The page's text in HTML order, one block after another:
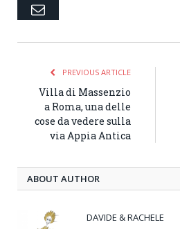
Email
PREVIOUS ARTICLE
Villa di Massenzio
a Roma, una delle
cose da vedere sulla
via Appia Antica
ABOUT AUTHOR
DAVIDE & RACHELE